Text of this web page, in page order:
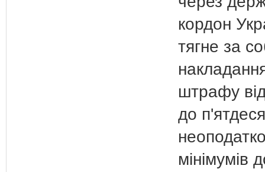
кордон
тягне за
штрафу
до
мінімумів